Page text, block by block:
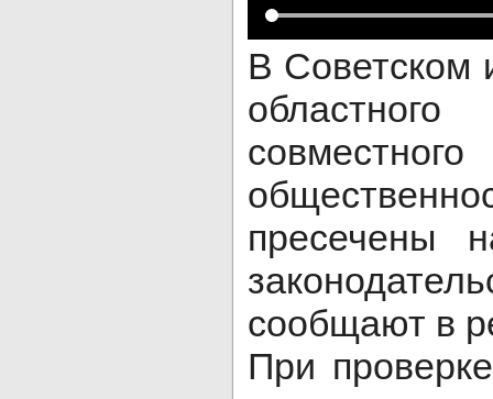
В Советском
пресечены
сообщают в
При